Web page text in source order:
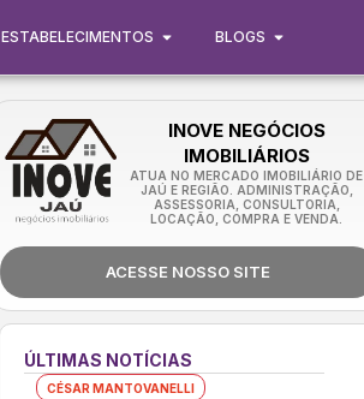
ESTABELECIMENTOS BLOGS
INOVE NEGÓCIOS
IMOBILIÁRIOS
ATUA NO MERCADO IMOBILIÁRIO DE
JAÚ E REGIÃO. ADMINISTRAÇÃO,
ASSESSORIA, CONSULTORIA,
LOCAÇÃO, COMPRA E VENDA.
ACESSE NOSSO SITE
ÚLTIMAS NOTÍCIAS
CÉSAR MANTOVANELLI